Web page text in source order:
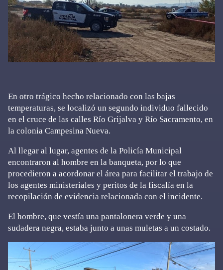
En otro trágico hecho relacionado con las bajas
temperaturas, se localizó un segundo individuo fallecido
en el cruce de las calles Río Grijalva y Río Sacramento, en
la colonia Campesina Nueva.
Al llegar al lugar, agentes de la Policía Municipal
encontraron al hombre en la banqueta, por lo que
procedieron a acordonar el área para facilitar el trabajo de
los agentes ministeriales y peritos de la fiscalía en la
recopilación de evidencia relacionada con el incidente.
El hombre, que vestía una pantalonera verde y una
sudadera negra, estaba junto a unas muletas a un costado.